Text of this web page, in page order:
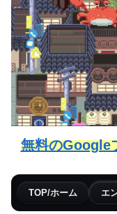
無料のGoogle
TOP/ホーム エ